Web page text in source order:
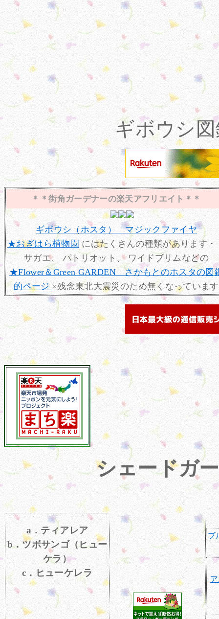
ギボウシ図
＊＊街角ガーデナーの楽天アフリエイト＊＊
ギボウシ（ホスタ） マジックファイヤ
★おぎはら植物園 にはたくさんの種類があります・
サガエ、 パトリオット、 ワイドブリムなどの
★Flower＆Green GARDEN さかもとのホスタの図
的ページ×残念東北大震災のため無くなっています
シェードガ
a．ティアレア
b．ツボサンゴ（ヒュー
ケラ）
c．ヒューケレラ
ブ